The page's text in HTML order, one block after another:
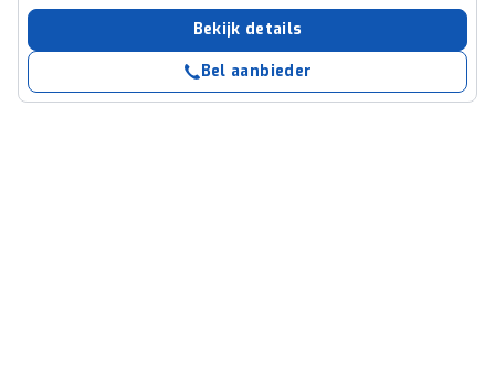
Bekijk details
Bel aanbieder